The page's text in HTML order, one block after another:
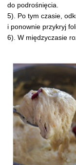
do podrośnięcia.
5). Po tym czasie,
i ponownie przykryj
6). W międzyczasie